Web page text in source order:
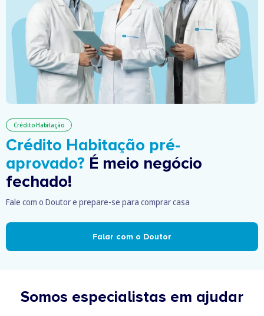
Crédito Habitação
Crédito Habitação pré-
aprovado? É meio negócio
fechado!
Fale com o Doutor e prepare-se para comprar casa
Falar com o Doutor
Somos especialistas em ajudar